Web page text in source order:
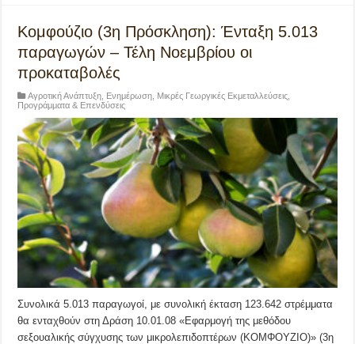
Κομφούζιο (3η Πρόσκληση): Ένταξη 5.013
παραγωγών – Τέλη Νοεμβρίου οι
προκαταβολές
Αγροτική Ανάπτυξη Ενημέρωση Μικρές Γεωργικές Εκμεταλλεύσεις
Προγράμματα & Επενδύσεις
Συνολικά 5.013 παραγωγοί, με συνολική έκταση 123.642 στρέμματα
θα ενταχθούν στη Δράση 10.01.08 «Εφαρμογή της μεθόδου
σεξουαλικής σύγχυσης των μικρολεπιδοπτέρων (ΚΟΜΦΟΥΖΙΟ)» (3η